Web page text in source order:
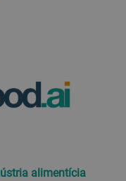
alimentícia